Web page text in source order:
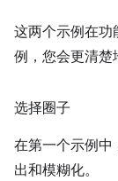
这两个示例在功
例，您会更清楚
选择圈子
在第一个示例中
出和模糊化。